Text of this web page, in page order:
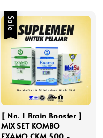
Sale
[ No. 1 Brain Booster ]
MIX SET KOMBO
EXAMO CKM 500 -